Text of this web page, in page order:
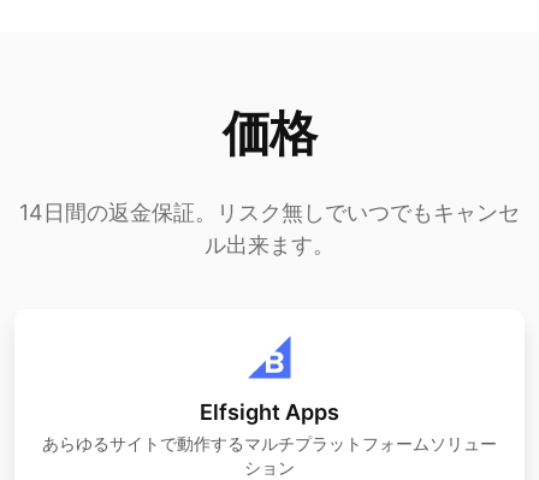
価格
14日間の返金保証。リスク無しでいつでもキャンセ
ル出来ます。
Elfsight Apps
あらゆるサイトで動作するマルチプラットフォームソリュー
ション